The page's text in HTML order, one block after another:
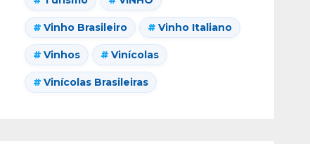
Vinho Brasileiro Vinho Italiano
Vinhos Vinícolas
Vinícolas Brasileiras